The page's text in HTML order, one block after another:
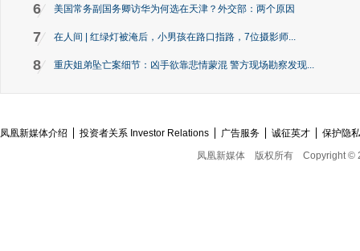
6 美国常务副国务卿访华为何选在天津？外交部：两个原因
7 在人间 | 红绿灯被淹后，小男孩在路口指路，7位摄影师...
8 重庆姐弟坠亡案细节：凶手欲靠悲情蒙混 警方现场勘察发现...
凤凰新媒体介绍 投资者关系 Investor Relations 广告服务 诚征英才
保护隐
凤凰新媒体
版权所有 Copyright ©